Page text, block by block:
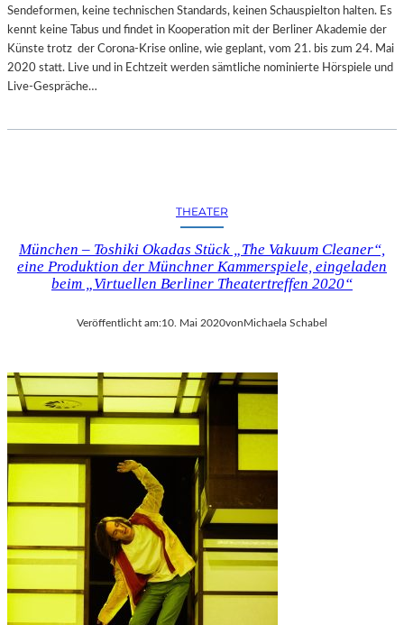
Sendeformen, keine technischen Standards, keinen Schauspielton halten. Es
kennt keine Tabus und findet in Kooperation mit der Berliner Akademie der
Künste trotz der Corona-Krise online, wie geplant, vom 21. bis zum 24. Mai
2020 statt. Live und in Echtzeit werden sämtliche nominierte Hörspiele und
Live-Gespräche…
THEATER
München – Toshiki Okadas Stück „The Vakuum Cleaner“,
eine Produktion der Münchner Kammerspiele, eingeladen
beim „Virtuellen Berliner Theatertreffen 2020“
Veröffentlicht am:10. Mai 2020von Michaela Schabel